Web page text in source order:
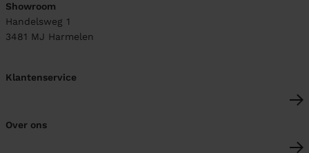
Showroom
Handelsweg 1
3481 MJ Harmelen
Klantenservice
Over ons